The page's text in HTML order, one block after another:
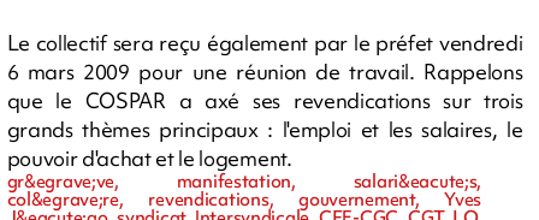
Le collectif sera reçu également par le préfet vendredi
6 mars 2009 pour une réunion de travail. Rappelons
que le COSPAR a axé ses revendications sur trois
grands thèmes principaux : l'emploi et les salaires, le
pouvoir d'achat et le logement.
gr&egrave;ve, manifestation, salari&eacute;s,
col&egrave;re, revendications, gouvernement, Yves